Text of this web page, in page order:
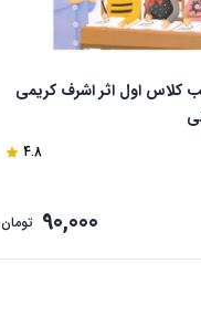
کلاس اول اثر اشرف کریمی
4.8
90,000 تومان